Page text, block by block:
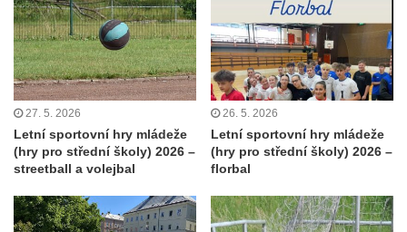
27. 5. 2026
Letní sportovní hry mládeže
(hry pro střední školy) 2026 –
streetball a volejbal
26. 5. 2026
Letní sportovní hry mládeže
(hry pro střední školy) 2026 –
florbal